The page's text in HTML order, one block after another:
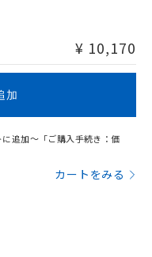
があります。
¥ 10,170
加
追加～「ご購入手続き：価
カートをみる